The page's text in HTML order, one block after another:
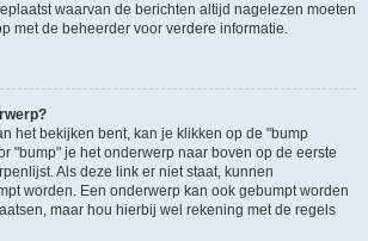
waarvan de berichten altijd nagelezen moeten
met de beheerder voor verdere informatie.
het bekijken bent, kan je klikken op de "bump
"bump" je het onderwerp naar boven op de eerste
Als deze link er niet staat, kunnen
worden. Een onderwerp kan ook gebumpt worden
maar hou hierbij wel rekening met de regels